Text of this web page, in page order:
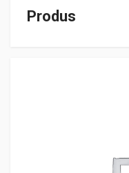
Produs